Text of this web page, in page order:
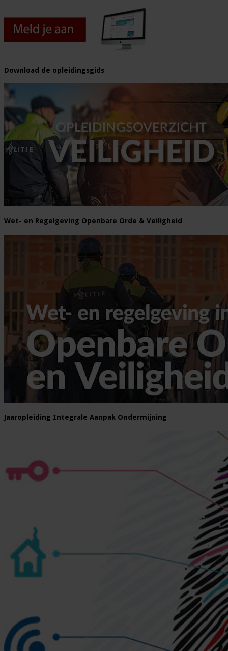
Download de opleidingsgids
Wet- en Regelgeving Openbare Orde & Veiligheid
Jaaropleiding Integrale Aanpak Ondermijning